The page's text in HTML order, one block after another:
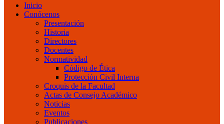
Inicio
Conócenos
Presentación
Historia
Directores
Docentes
Normatividad
Código de Ética
Protección Civil Interna
Croquis de la Facultad
Actas de Consejo Académico
Noticias
Eventos
Publicaciones